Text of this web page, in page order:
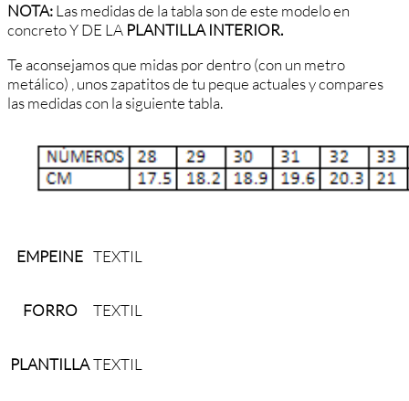
NOTA:Las medidas de la tabla son de este modelo en
concreto Y DE LA PLANTILLA INTERIOR.
Te aconsejamos que midas por dentro (con un metro
metálico) , unos zapatitos de tu peque actuales y compares
las medidas con la siguiente tabla.
EMPEINE TEXTIL
FORRO TEXTIL
PLANTILLATEXTIL